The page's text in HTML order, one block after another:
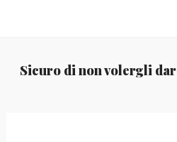
Sicuro di non volergli